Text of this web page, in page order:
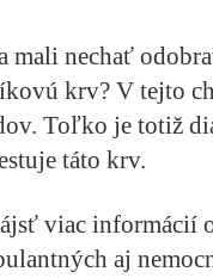
mali nechať
krv? V tejto
Toľko je totiž
táto krv.
viac
aj